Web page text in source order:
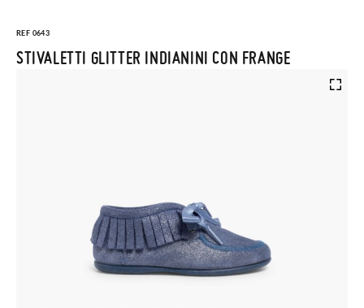
REF 0643
STIVALETTI GLITTER INDIANINI CON FRANGE